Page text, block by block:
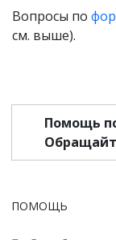
Вопросы по
см. выше).
Помощь
ПОМОЩЬ